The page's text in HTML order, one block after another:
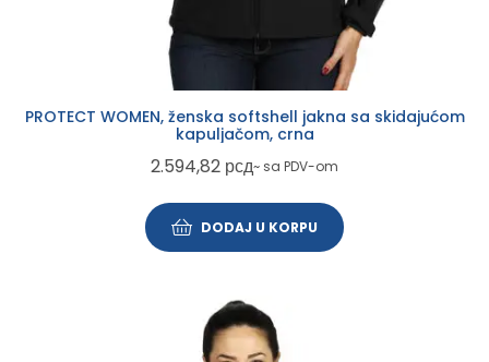
PROTECT WOMEN, ženska softshell jakna sa skidajućom
kapuljačom, crna
2.594,82 рсд~ sa PDV-om
DODAJ U KORPU